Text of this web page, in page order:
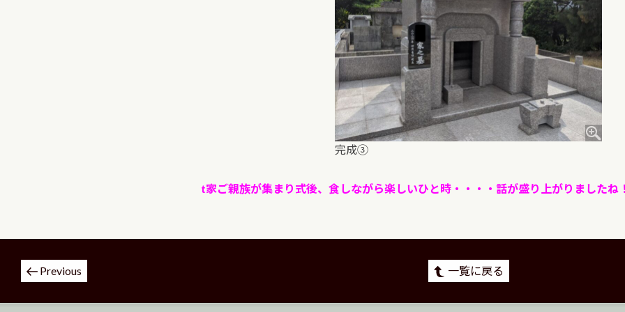
完成③
t家ご親族が集まり式後、食しながら楽しいひと時・・・・話が盛り上がりましたね
投
稿
ナ
Previous 一覧に戻る